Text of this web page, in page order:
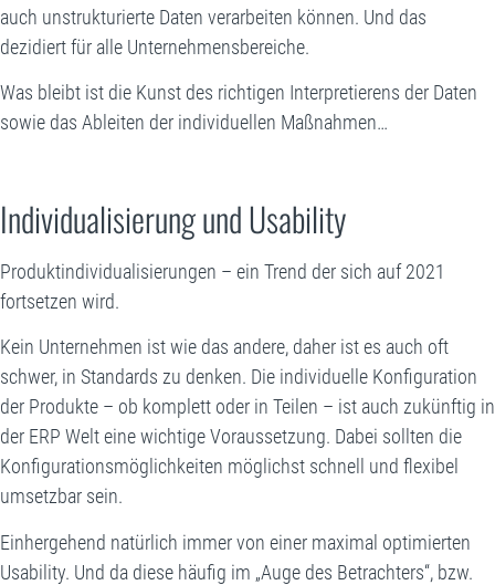
auch unstrukturierte Daten verarbeiten können. Und das
dezidiert für alle Unternehmensbereiche.
Was bleibt ist die Kunst des richtigen Interpretierens der Daten
sowie das Ableiten der individuellen Maßnahmen…
Individualisierung und Usability
Produktindividualisierungen – ein Trend der sich auf 2021
fortsetzen wird.
Kein Unternehmen ist wie das andere, daher ist es auch oft
schwer, in Standards zu denken. Die individuelle Konfiguration
der Produkte – ob komplett oder in Teilen – ist auch zukünftig in
der ERP Welt eine wichtige Voraussetzung. Dabei sollten die
Konfigurationsmöglichkeiten möglichst schnell und flexibel
umsetzbar sein.
Einhergehend natürlich immer von einer maximal optimierten
Usability. Und da diese häufig im „Auge des Betrachters“, bzw.